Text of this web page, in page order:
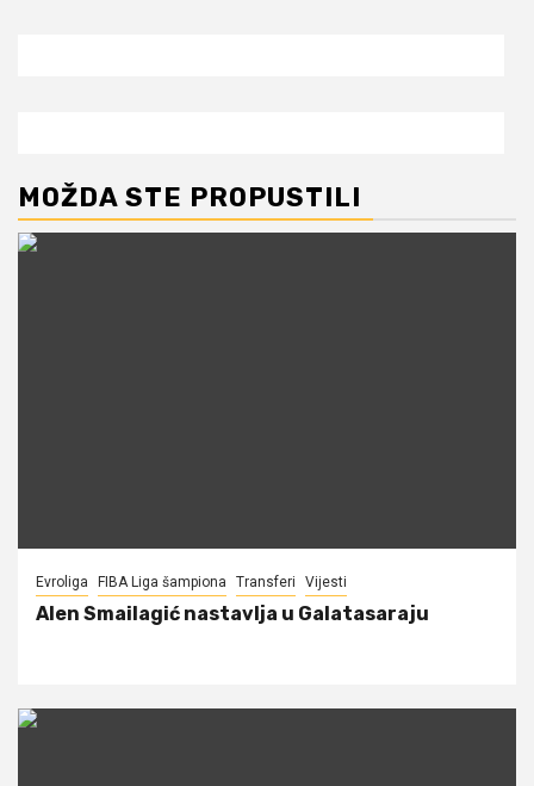
MOŽDA STE PROPUSTILI
Evroliga FIBA Liga šampiona Transferi Vijesti
Alen Smailagić nastavlja u Galatasaraju